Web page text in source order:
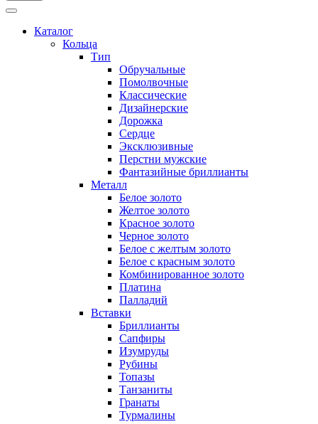
Каталог
Кольца
Тип
Обручальные
Помолвочные
Классические
Дизайнерские
Дорожка
Сердце
Эксклюзивные
Перстни мужские
Фантазийные бриллианты
Металл
Белое золото
Желтое золото
Красное золото
Черное золото
Белое с желтым золото
Белое с красным золото
Комбинированное золото
Платина
Палладий
Вставки
Бриллианты
Сапфиры
Изумруды
Рубины
Топазы
Танзаниты
Гранаты
Турмалины